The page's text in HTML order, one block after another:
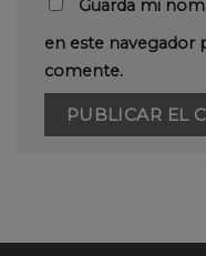
Guarda mi
en este navegador
comente.